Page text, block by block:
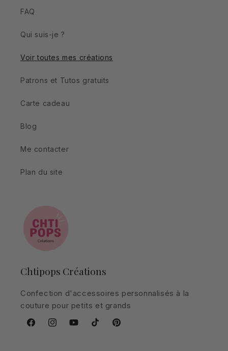
FAQ
Qui suis-je ?
Voir toutes mes créations
Patrons et Tutos gratuits
Carte cadeau
Blog
Me contacter
Plan du site
Chtipops Créations
Confection d'accessoires personnalisés à la
couture pour petits et grands
FacebookInstagramYouTubeTikTokPinterest